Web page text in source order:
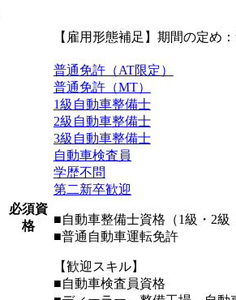
【雇用形態補足】期間の定め
必須資
格
普通免許（AT限定）
普通免許（MT）
1級自動車整備士
2級自動車整備士
3級自動車整備士
自動車検査員
学歴不問
第二新卒歓迎
■自動車整備士資格（1級・2級
■普通自動車運転免許
【歓迎スキル】
■自動車検査員資格